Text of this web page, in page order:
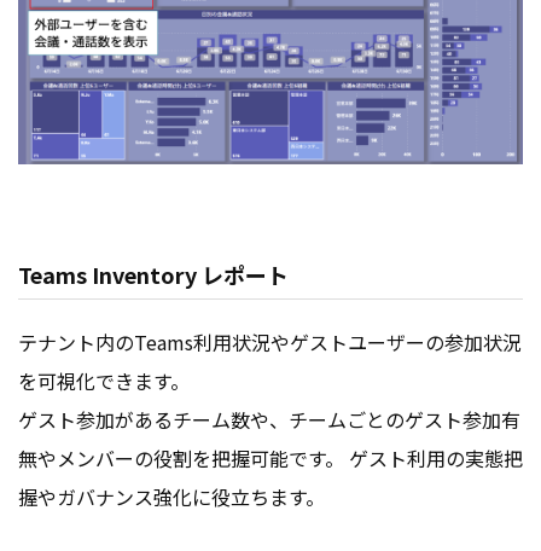
Teams Inventory レポート
テナント内のTeams利用状況やゲストユーザーの参加状況
を可視化できます。
ゲスト参加があるチーム数や、チームごとのゲスト参加有
無やメンバーの役割を把握可能です。 ゲスト利用の実態把
握やガバナンス強化に役立ちます。